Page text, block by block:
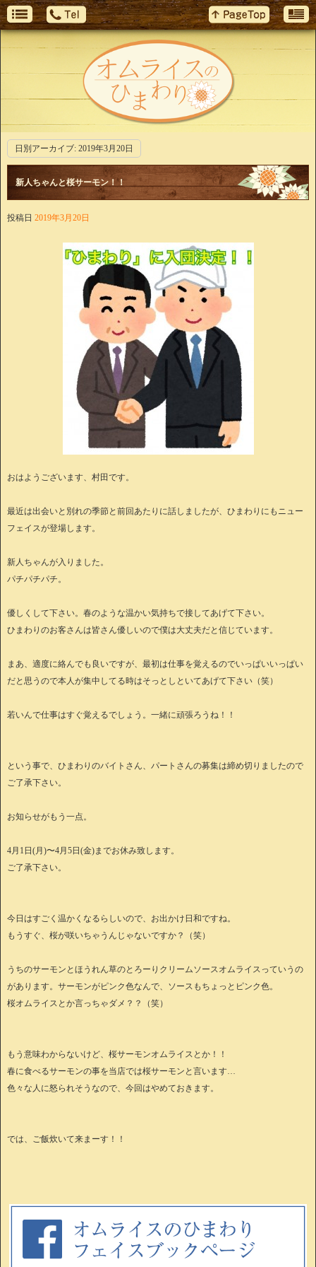
日別アーカイブ: 2019年3月20日
新人ちゃんと桜サーモン！！
投稿日 2019年3月20日
おはようございます、村田です。
最近は出会いと別れの季節と前回あたりに話しましたが、ひまわりにもニュー
フェイスが登場します。
新人ちゃんが入りました。
パチパチパチ。
優しくして下さい。春のような温かい気持ちで接してあげて下さい。
ひまわりのお客さんは皆さん優しいので僕は大丈夫だと信じています。
まあ、適度に絡んでも良いですが、最初は仕事を覚えるのでいっぱいいっぱい
だと思うので本人が集中してる時はそっとしといてあげて下さい（笑）
若いんで仕事はすぐ覚えるでしょう。一緒に頑張ろうね！！
という事で、ひまわりのバイトさん、パートさんの募集は締め切りましたので
ご了承下さい。
お知らせがもう一点。
4月1日(月)〜4月5日(金)までお休み致します。
ご了承下さい。
今日はすごく温かくなるらしいので、お出かけ日和ですね。
もうすぐ、桜が咲いちゃうんじゃないですか？（笑）
うちのサーモンとほうれん草のとろーりクリームソースオムライスっていうの
があります。サーモンがピンク色なんで、ソースもちょっとピンク色。
桜オムライスとか言っちゃダメ？？（笑）
もう意味わからないけど、桜サーモンオムライスとか！！
春に食べるサーモンの事を当店では桜サーモンと言います…
色々な人に怒られそうなので、今回はやめておきます。
では、ご飯炊いて来まーす！！